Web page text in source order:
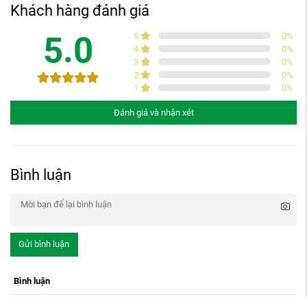
Khách hàng đánh giá
5.0 5 0%
4
0%
3
0%
2
0%
1
0%
Đánh giá và nhận xét
Bình luận
Gửi bình luận
Bình luận